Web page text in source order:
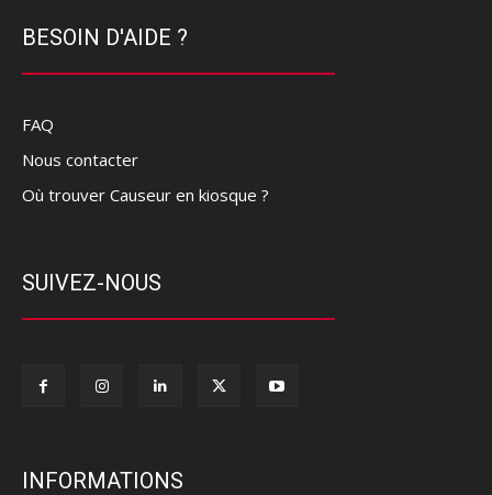
BESOIN D'AIDE ?
FAQ
Nous contacter
Où trouver Causeur en kiosque ?
SUIVEZ-NOUS
INFORMATIONS